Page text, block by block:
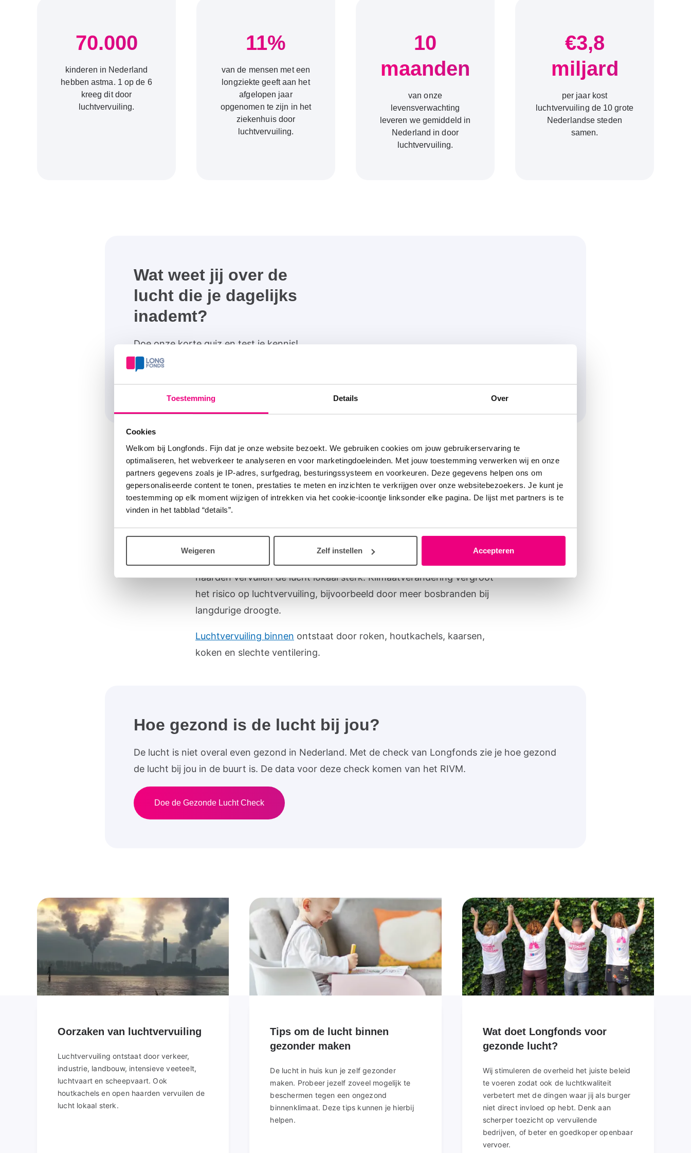
Toestemming Details Over
Cookies
Welkom bij Longfonds. Fijn dat je onze website bezoekt. We gebruiken cookies om jouw gebruikerservaring te
optimaliseren, het webverkeer te analyseren en voor marketingdoeleinden. Met jouw toestemming verwerken wij en onze
partners gegevens zoals je IP-adres, surfgedrag, besturingssysteem en voorkeuren. Deze gegevens helpen ons om
gepersonaliseerde content te tonen, prestaties te meten en inzichten te verkrijgen over onze websitebezoekers. Je kunt je
toestemming op elk moment wijzigen of intrekken via het cookie-icoontje linksonder elke pagina. De lijst met partners is te
vinden in het tabblad “details”.
Weigeren Zelf instellen Accepteren
70.000
kinderen in Nederland
hebben astma. 1 op de 6
kreeg dit door
luchtvervuiling.
11%
van de mensen met een
longziekte geeft aan het
afgelopen jaar
opgenomen te zijn in het
ziekenhuis door
luchtvervuiling.
10
maanden
van onze
levensverwachting
leveren we gemiddeld in
Nederland in door
luchtvervuiling.
€3,8
miljard
per jaar kost
luchtvervuiling de 10 grote
Nederlandse steden
samen.
Wat weet jij over de
lucht die je dagelijks
inademt?
Doe onze korte quiz en test je kennis!
Bronnen van ongezonde lucht
Ongezonde lucht betekent dat je vervuilende stoffen inademt uit
bijvoorbeeld verkeer of industrie, zoals fijnstof en ozon.
Veel stoffen zijn schadelijk voor de gezondheid.Luchtvervuiling
haarden vervuilen de lucht lokaal sterk.Klimaatverandering vergroot
het risico op luchtvervuiling, bijvoorbeeld door meer bosbranden bij
langdurige droogte.
Luchtvervuiling binnen ontstaat door roken, houtkachels, kaarsen,
koken en slechte ventilering.
Hoe gezond is de lucht bij jou?
De lucht is niet overal even gezond in Nederland. Met de check van Longfonds zie je hoe gezond
de lucht bij jou in de buurt is. De data voor deze check komen van het RIVM.
Doe de Gezonde Lucht Check
Oorzaken van luchtvervuiling
Luchtvervuiling ontstaat door verkeer,
industrie, landbouw, intensieve veeteelt,
luchtvaart en scheepvaart. Ook
houtkachels en open haarden vervuilen de
lucht lokaal sterk.
Tips om de lucht binnen
gezonder maken
De lucht in huis kun je zelf gezonder
maken. Probeer jezelf zoveel mogelijk te
beschermen tegen een ongezond
binnenklimaat. Deze tips kunnen je hierbij
helpen.
Wat doet Longfonds voor
gezonde lucht?
Wij stimuleren de overheid het juiste beleid
te voeren zodat ook de luchtkwaliteit
verbetert met de dingen waar jij als burger
niet direct invloed op hebt. Denk aan
scherper toezicht op vervuilende
bedrijven, of beter en goedkoper openbaar
vervoer.